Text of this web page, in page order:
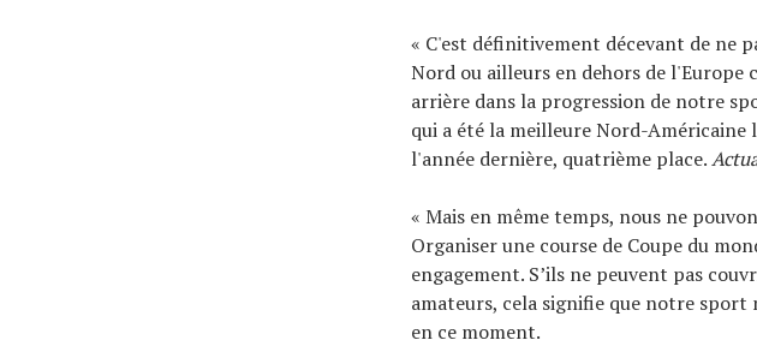
« C'est définitivement décevant de ne
Nord ou ailleurs en dehors de l'Europe
arrière dans la progression de notre
qui a été la meilleure Nord-Américaine
l'année dernière, quatrième place.
« Mais en même temps, nous ne
Organiser une course de Coupe du
engagement. S’ils ne peuvent pas
amateurs, cela signifie que notre sport
en ce moment.